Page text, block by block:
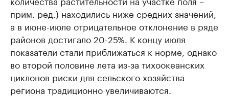
прим. ред.) находились ниже средних значений,
а в июне-июле отрицательное отклонение в ряде
районов достигало 20-25%. К концу июля
показатели стали приближаться к норме, однако
во второй половине лета из-за тихоокеанских
циклонов риски для сельского хозяйства
региона традиционно увеличиваются.